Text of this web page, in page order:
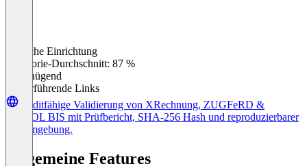
Einfache Einrichtung
Kategorie-Durchschnitt: 87 %
Ungenügend
Weiterführende Links
Auditfähige Validierung von XRechnung, ZUGFeRD &
PEPPOL BIS mit Prüfbericht, SHA-256 Hash und reproduzierbarer
Prüfumgebung.
Allgemeine Features